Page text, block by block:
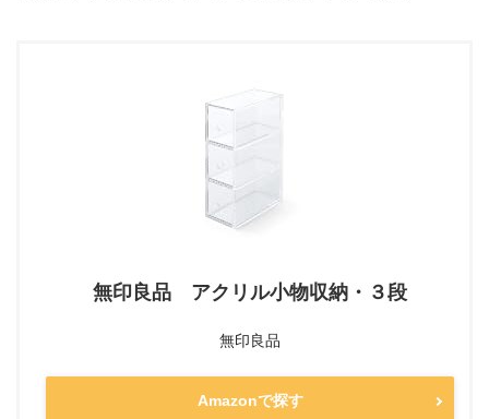
無印良品 アクリル小物収納・３段
無印良品
Amazonで探す